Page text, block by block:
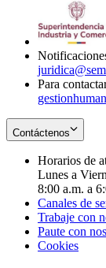
Para
Contáctenos
Horarios de
Lunes a
8:00 a.m. a
Canales de
Trabaje con
Paute con
Cookies